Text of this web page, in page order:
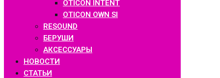
OTICON INTENT
OTICON OWN SI
RESOUND
БЕРУШИ
АКСЕССУАРЫ
НОВОСТИ
СТАТЬИ